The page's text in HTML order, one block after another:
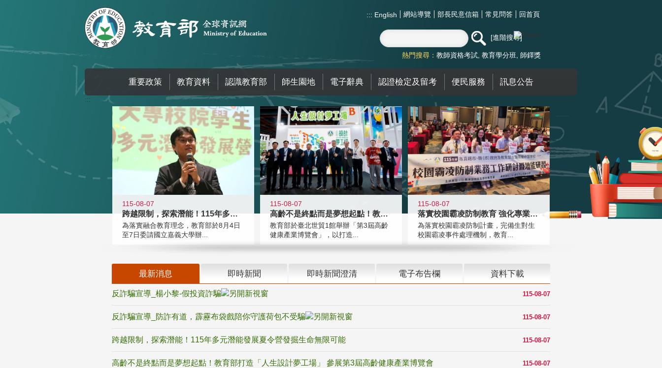
::: English 網站導覽 部長民意信箱 常見問答 回首頁
進階搜尋
熱門搜尋： 教師資格考試 教育學分班 師鐸獎
重要政策 教育資料 認識教育部 師生園地 電子辭典 認證檢定及留考 便民服務 訊息公告
:::
115-08-07
跨越限制，探索潛能！115年多元潛
為落實融合教育理念，教育部於8月4日
至7日委請國立嘉義大學辦...
115-08-07
高齡不是終點而是夢想起點！教育部打
教育部於臺北世貿1館舉辦「第3屆高齡
健康產業博覽會」，以打造...
115-08-07
落實校園霸凌防制教育 強化專業知能
為落實校園霸凌防制計畫，完備生對生
校園霸凌事件處理機制，教育...
最新消息 即時新聞 即時新聞澄清 電子布告欄 資料下載
115-08-07
反詐騙宣導_楊小黎-假投資詐騙
115-08-07
反詐騙宣導_防詐有道，霹靂布袋戲陪你守護荷包不受騙
115-08-07
跨越限制，探索潛能！115年多元潛能發展夏令營發掘生命無限可能
115-08-07
高齡不是終點而是夢想起點！教育部打造「人生設計夢工場」 參展第3屆高齡健康產業博覽會